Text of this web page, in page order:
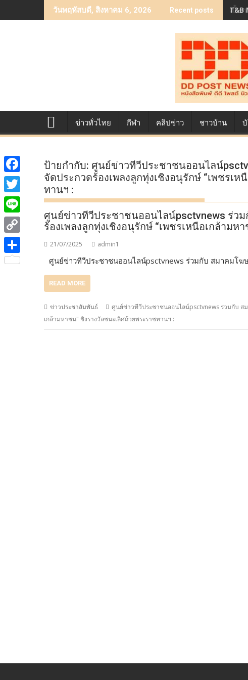
to
วันพฤหัสบดี, สิงหาคม 6, 2026 Recent posts T&B
เบื้อ
ข่าวทั่วไทย กีฬา คลิปข่าว ชาวบ้าน
ป้ายกำกับ: ศูนย์ข่าวทีวีประชาชนออนไลน์
จัดประกวดร้องเพลงลูกทุ่งเชิงอนุรักษ์ “เพชรเ
ทานฯ :
ศูนย์ข่าวทีวีประชาชนออนไลน์psctvnews ร่ว
ร้องเพลงลูกทุ่งเชิงอนุรักษ์ “เพชรเหนือเกล้าม
21/07/2025 admin1
ศูนย์ข่าวทีวีประชาชนออนไลน์psctvnews ร่วมกับ สมาคมโฆ
READ MORE
ข่าวประชาสัมพันธ์
ศูนย์ข่าวทีวีประชาชนออนไลน์psctvnews ร่วมกับ ส
เกล้ามหาชน" ชิงรางวัลชนะเลิศถ้วยพระราชทานฯ :
F
a
c
e
b
o
T
w
i
t
t
L
i
n
C
o
S